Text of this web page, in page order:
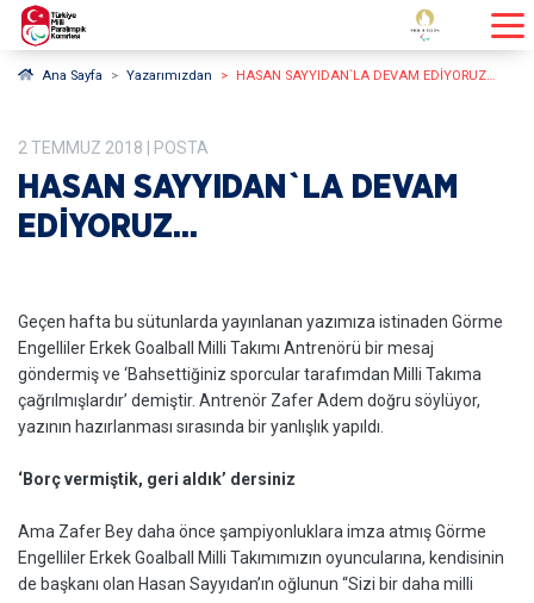
Ana Sayfa Yazarımızdan HASAN SAYYIDAN`LA DEVAM EDİYORUZ…
2 TEMMUZ 2018 | POSTA
HASAN SAYYIDAN`LA DEVAM
EDİYORUZ…
Geçen hafta bu sütunlarda yayınlanan yazımıza istinaden Görme
Engelliler Erkek Goalball Milli Takımı Antrenörü bir mesaj
göndermiş ve ‘Bahsettiğiniz sporcular tarafımdan Milli Takıma
çağrılmışlardır’ demiştir. Antrenör Zafer Adem doğru söylüyor,
yazının hazırlanması sırasında bir yanlışlık yapıldı.
‘Borç vermiştik, geri aldık’ dersiniz
Ama Zafer Bey daha önce şampiyonluklara imza atmış Görme
Engelliler Erkek Goalball Milli Takımımızın oyuncularına, kendisinin
de başkanı olan Hasan Sayyıdan’ın oğlunun “Sizi bir daha milli